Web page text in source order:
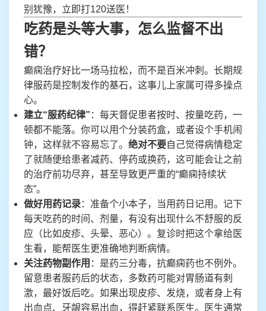
别犹豫，立即打120送医！
吃药是头等大事，怎么监督不出
错？
癫痫治疗好比一场马拉松，而不是百米冲刺。长期规
律服药是控制发作的基石，这事儿上家属可得多操点
心。
建立“服药纪律” ：每天督促患者按时、按量吃药，一
顿都不能落。你可以用个分装药盒，或者设个手机闹
钟，这样就不容易忘了。 绝对不要自己觉得病情稳定
了就随便给患者减药、停药或换药，这可能会让之前
的治疗前功尽弃，甚至导致更严重的“癫痫持续状
态”。
做好用药记录：准备个小本子，当用药日记用。记下
每天吃药的时间、剂量，有没有出现什么不舒服的反
应（比如皮疹、头晕、恶心）。复诊时把这个拿给医
生看，能帮医生更准确地判断病情。
关注药物副作用 ：是药三分毒，抗癫痫药也不例外。
留意患者服药后的状态，多数药可能对胃肠道有刺
激，最好饭后吃。如果出现皮疹、发烧，或者身上有
出血点、牙龈容易出血，得赶紧联系医生。医生通常